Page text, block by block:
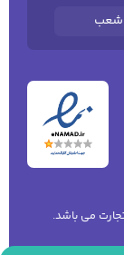
دست
به سرعت
پوست و
مرتب با
می‌کنند،
شعب
می باشد.